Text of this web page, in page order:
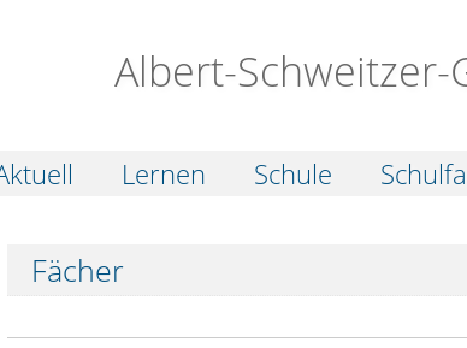
Albert-Schweitzer-
Lernen Schule
Fächer